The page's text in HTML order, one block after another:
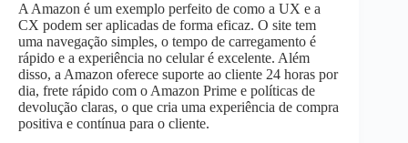
A Amazon é um exemplo perfeito de como a UX e a
CX podem ser aplicadas de forma eficaz. O site tem
uma navegação simples, o tempo de carregamento é
rápido e a experiência no celular é excelente. Além
disso, a Amazon oferece suporte ao cliente 24 horas por
dia, frete rápido com o Amazon Prime e políticas de
devolução claras, o que cria uma experiência de compra
positiva e contínua para o cliente.